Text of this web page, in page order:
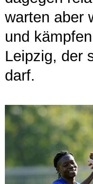
warten aber
und
Leipzig, der
darf.